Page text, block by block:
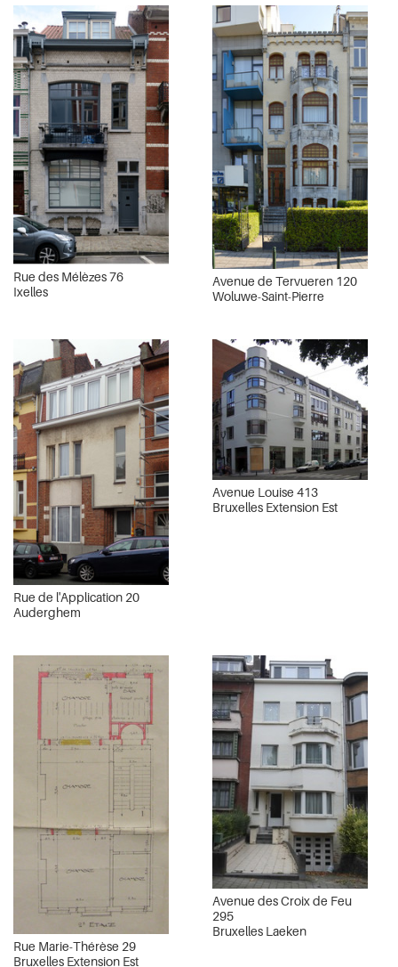
Rue des Mélèzes 76
Ixelles
Avenue de Tervueren 120
Woluwe-Saint-Pierre
Rue de l'Application 20
Auderghem
Avenue Louise 413
Bruxelles Extension Est
Rue Marie-Thérèse 29
Bruxelles Extension Est
Avenue des Croix de Feu
295
Bruxelles Laeken